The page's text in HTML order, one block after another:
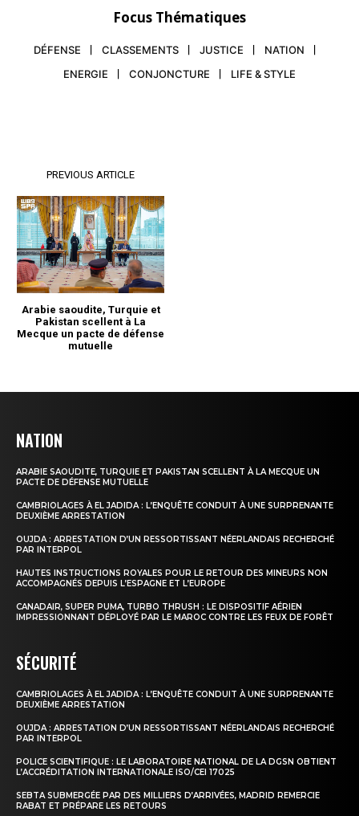
NATION
ARABIE SAOUDITE, TURQUIE ET PAKISTAN SCELLENT À LA MECQUE UN
PACTE DE DÉFENSE MUTUELLE
CAMBRIOLAGES À EL JADIDA : L’ENQUÊTE CONDUIT À UNE SURPRENANTE
DEUXIÈME ARRESTATION
OUJDA : ARRESTATION D’UN RESSORTISSANT NÉERLANDAIS RECHERCHÉ
PAR INTERPOL
HAUTES INSTRUCTIONS ROYALES POUR LE RETOUR DES MINEURS NON
ACCOMPAGNÉS DEPUIS L’ESPAGNE ET L’EUROPE
CANADAIR, SUPER PUMA, TURBO THRUSH : LE DISPOSITIF AÉRIEN
IMPRESSIONNANT DÉPLOYÉ PAR LE MAROC CONTRE LES FEUX DE FORÊT
SÉCURITÉ
CAMBRIOLAGES À EL JADIDA : L’ENQUÊTE CONDUIT À UNE SURPRENANTE
DEUXIÈME ARRESTATION
OUJDA : ARRESTATION D’UN RESSORTISSANT NÉERLANDAIS RECHERCHÉ
PAR INTERPOL
POLICE SCIENTIFIQUE : LE LABORATOIRE NATIONAL DE LA DGSN OBTIENT
L’ACCRÉDITATION INTERNATIONALE ISO/CEI 17025
SEBTA SUBMERGÉE PAR DES MILLIERS D’ARRIVÉES, MADRID REMERCIE
RABAT ET PRÉPARE LES RETOURS